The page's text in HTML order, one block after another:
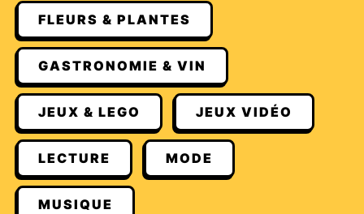
FLEURS & PLANTES
GASTRONOMIE & VIN
JEUX & LEGO JEUX VIDÉO
LECTURE MODE
MUSIQUE